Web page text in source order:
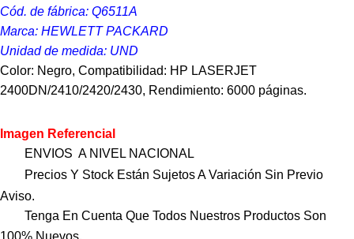
Cód. de fábrica: Q6511A
Marca: HEWLETT PACKARD
Unidad de medida: UND
Color: Negro, Compatibilidad: HP LASERJET
2400DN/2410/2420/2430, Rendimiento: 6000 páginas.
Imagen Referencial
ENVIOS A NIVEL NACIONAL
Precios Y Stock Están Sujetos A Variación Sin Previo
Aviso.
Tenga En Cuenta Que Todos Nuestros Productos Son